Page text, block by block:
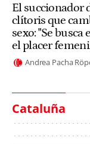
El succionador
clítoris que
sexo: "Se busca
el placer
Andrea Pacha
Cataluña